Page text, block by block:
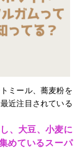
ミール、蕎麦粉を
近注目されている
、大豆、小麦に
めているスーパ